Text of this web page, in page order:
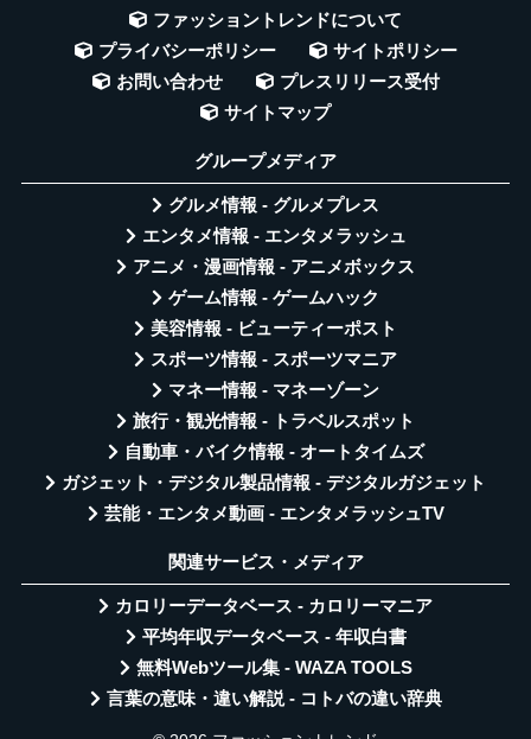
ファッショントレンドについて
プライバシーポリシー
サイトポリシー
お問い合わせ
プレスリリース受付
サイトマップ
グループメディア
グルメ情報 - グルメプレス
エンタメ情報 - エンタメラッシュ
アニメ・漫画情報 - アニメボックス
ゲーム情報 - ゲームハック
美容情報 - ビューティーポスト
スポーツ情報 - スポーツマニア
マネー情報 - マネーゾーン
旅行・観光情報 - トラベルスポット
自動車・バイク情報 - オートタイムズ
ガジェット・デジタル製品情報 - デジタルガジェット
芸能・エンタメ動画 - エンタメラッシュTV
関連サービス・メディア
カロリーデータベース - カロリーマニア
平均年収データベース - 年収白書
無料Webツール集 - WAZA TOOLS
言葉の意味・違い解説 - コトバの違い辞典